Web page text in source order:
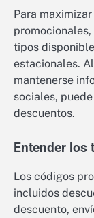
Para
tipos
estacionales.
mantenerse
sociales,
descuentos.
Entender
Los códigos
incluidos
descuento,